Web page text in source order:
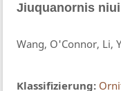
Jiuquanornis niui
Wang, O'Connor, Li,
Klassifizierung: